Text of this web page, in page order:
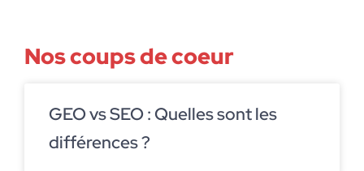
Nos coups de coeur
GEO vs SEO : Quelles sont les
différences ?